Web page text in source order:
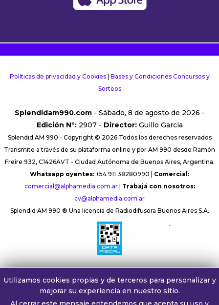
Políticas de privacidad y Cookies| Bases y Condiciones Concursos y
Sorteos
Splendidam990.com- Sábado, 8 de agosto de 2026 -
Edición Nº:2907 - Director:Guillo Garcia
Splendid AM 990 - Copyright © 2026 Todos los derechos reservados
Transmite a través de su plataforma online y por AM 990 desde Ramón
Freire 932, C1426AVT - Ciudad Autónoma de Buenos Aires, Argentina.
Whatsapp oyentes: +54 911 38280990 | Comercial:
comercial@alphamedia.com.ar| Trabajá con nosotros:
cv@alphamedia.com.ar
Splendid AM 990 ® Una licencia de Radiodifusora Buenos Aires S.A.
´
Utilizamos cookies propias y de terceros para personalizar y
mejorar su experiencia en nuestro sitio.